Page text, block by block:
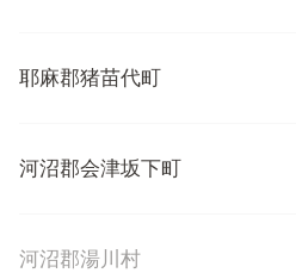
耶麻郡猪苗代町
河沼郡会津坂下町
河沼郡湯川村